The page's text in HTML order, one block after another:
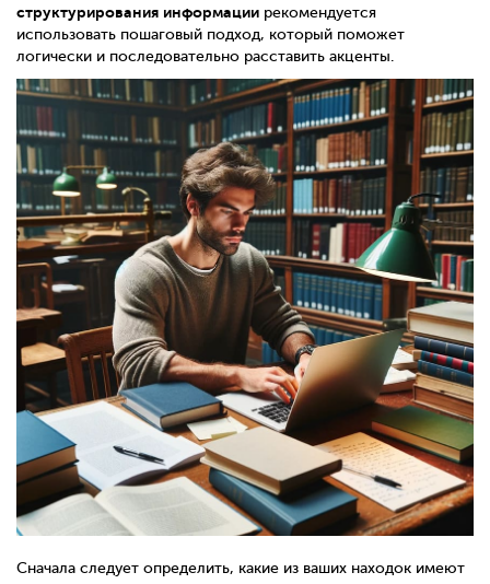
структурирования информации рекомендуется
использовать пошаговый подход, который поможет
логически и последовательно расставить акценты.
Сначала следует определить, какие из ваших находок имеют